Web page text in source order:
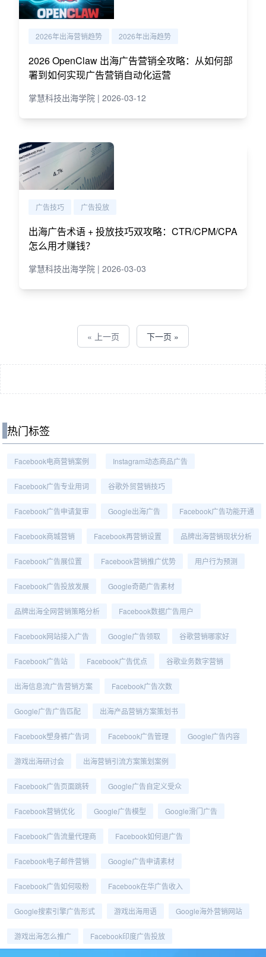
2026年出海营销趋势 2026年出海趋势
2026 OpenClaw 出海广告营销全攻略：从如何部
署到如何实现广告营销自动化运营
掌慧科技出海学院 | 2026-03-12
广告技巧 广告投放
出海广告术语 + 投放技巧双攻略：CTR/CPM/CPA
怎么用才赚钱？
掌慧科技出海学院 | 2026-03-03
« 上一页 下一页 »
热门标签
Facebook电商营销案例 Instagram动态商品广告
Facebook广告专业用词 谷歌外贸营销技巧
Facebook广告申请复审 Google出海广告 Facebook广告功能开通
Facebook商城营销 Facebook再营销设置 品牌出海营销现状分析
Facebook广告展位置 Facebook营销推广优势 用户行为预测
Facebook广告投放发展 Google奇葩广告素材
品牌出海全网营销策略分析 Facebook数据广告用户
Facebook网站接入广告 Google广告领取 谷歌营销哪家好
Facebook广告站 Facebook广告优点 谷歌业务数字营销
出海信息流广告营销方案 Facebook广告次数
Google广告广告匹配 出海产品营销方案策划书
Facebook塑身裤广告词 Facebook广告管理 Google广告内容
游戏出海研讨会 出海营销引流方案策划案例
Facebook广告页面跳转 Google广告自定义受众
Facebook营销优化 Google广告模型 Google滑门广告
Facebook广告流量代理商 Facebook如何退广告
Facebook电子邮件营销 Google广告申请素材
Facebook广告如何吸粉 Facebook在华广告收入
Google搜索引擎广告形式 游戏出海用语 Google海外营销网站
游戏出海怎么推广 Facebook印度广告投放